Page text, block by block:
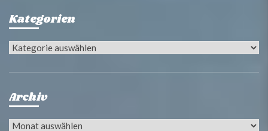
Kategorien
Kategorien
Archiv
Archiv